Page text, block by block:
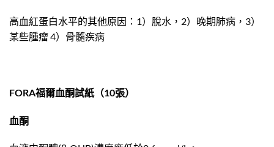
高血紅蛋白水平的其他原因：1）脫水，2）晚期肺病，3）
某些腫瘤 4）骨髓疾病
FORA福爾血酮試紙（10張）
血酮